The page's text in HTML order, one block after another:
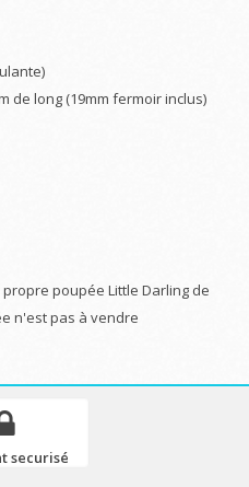
de long (19mm fermoir inclus)
poupée Little Darling de
n'est pas à vendre
securisé